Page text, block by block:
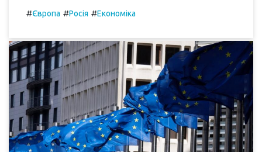
#Європа #Росія #Економіка